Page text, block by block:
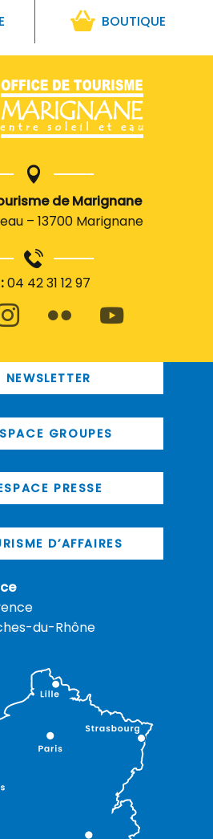
BOUTIQUE
de Marignane
– 13700 Marignane
04 42 31 12 97
NEWSLETTER
GROUPES
PRESSE
D’AFFAIRES
du-Rhône